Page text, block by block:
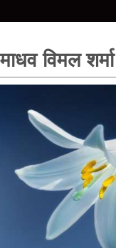
विमल